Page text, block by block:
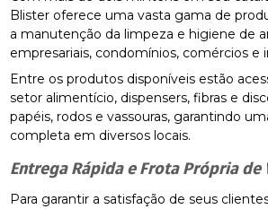
Blister oferece uma vasta gama de
a manutenção da limpeza e higiene de
empresariais, condomínios, comércios e
Entre os produtos disponíveis estão
setor alimentício, dispensers, fibras e
papéis, rodos e vassouras, garantindo
completa em diversos locais.
Entrega Rápida e Frota Própria de
Para garantir a satisfação de seus